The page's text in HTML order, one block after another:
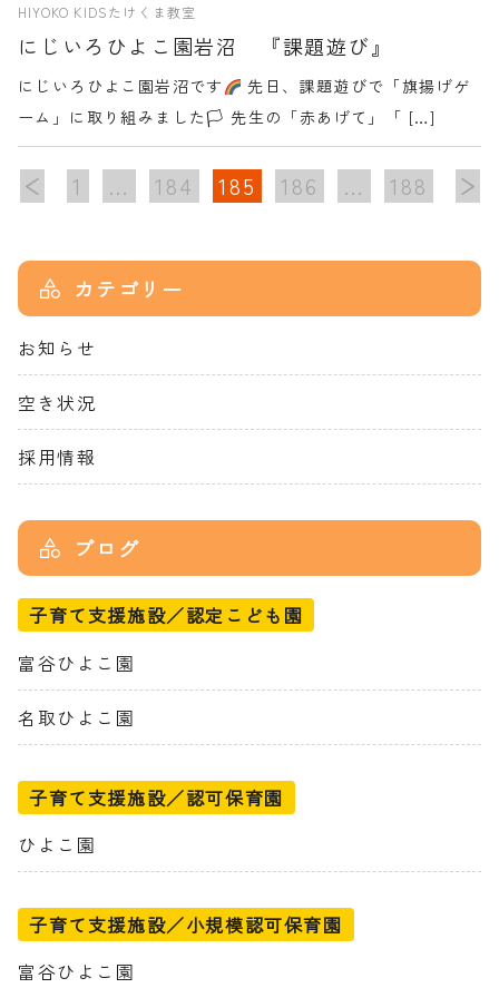
HIYOKO KIDSたけくま教室
にじいろひよこ園岩沼 『課題遊び』
にじいろひよこ園岩沼です
先日、課題遊びで「旗揚げゲ
ーム」に取り組みました🏳 先生の「赤あげて」「 […]
1 … 184 185 186 … 188
カテゴリー
お知らせ
空き状況
採用情報
ブログ
子育て支援施設／認定こども園
富谷ひよこ園
名取ひよこ園
子育て支援施設／認可保育園
ひよこ園
子育て支援施設／小規模認可保育園
富谷ひよこ園